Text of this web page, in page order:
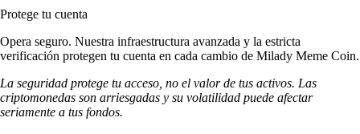
Protege tu cuenta
Opera seguro. Nuestra infraestructura avanzada y la estricta
verificación protegen tu cuenta en cada cambio de Milady Meme Coin.
La seguridad protege tu acceso, no el valor de tus activos. Las
criptomonedas son arriesgadas y su volatilidad puede afectar
seriamente a tus fondos.